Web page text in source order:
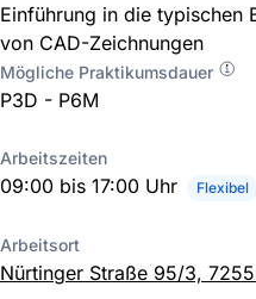
Einführung in die typischen
von CAD-Zeichnungen
Mögliche Praktikumsdauer
P3D - P6M
Arbeitszeiten
09:00 bis 17:00 Uhr Flexibel
Arbeitsort
Nürtinger Straße 95/3,